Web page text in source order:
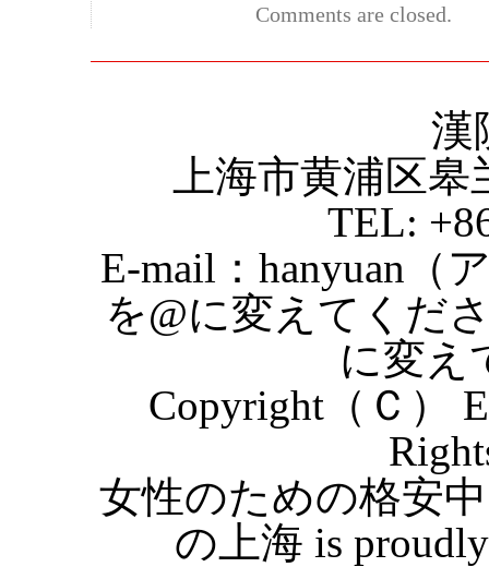
Comments are closed.
漢
上海市黄浦区
TEL:
E-mail：hanyuan（
を@に変えてく
に変え
Copyright（Ｃ）
女性のための格安
の上海 is